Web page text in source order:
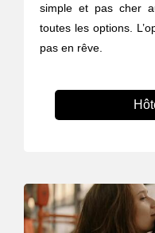
simple et pas cher
toutes les options.
pas en rêve.